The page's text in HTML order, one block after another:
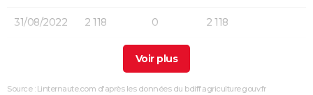
31/08/2022 2 118 0 2 118
322
Source : Linternaute.com d'après les données du bdiff.agriculture.gouv.fr